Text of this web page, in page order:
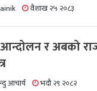
वैशाख २५ २०८३
र अबको
आचार्य भदौ २९ २०८२